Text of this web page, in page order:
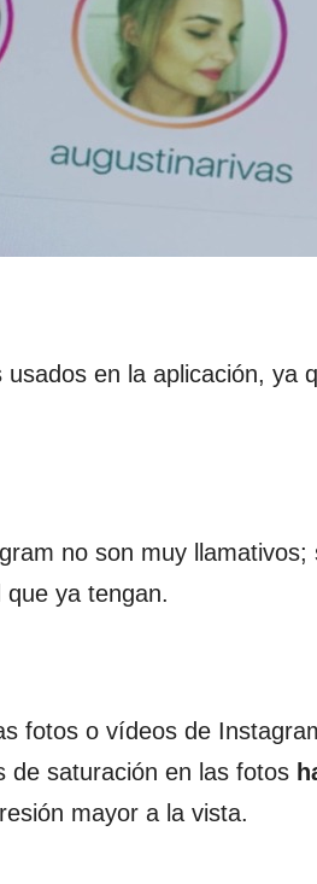
en la aplicación, ya
no son muy llamativos;
ya tengan.
fotos o vídeos de
de saturación en las fotos
mayor a la vista.